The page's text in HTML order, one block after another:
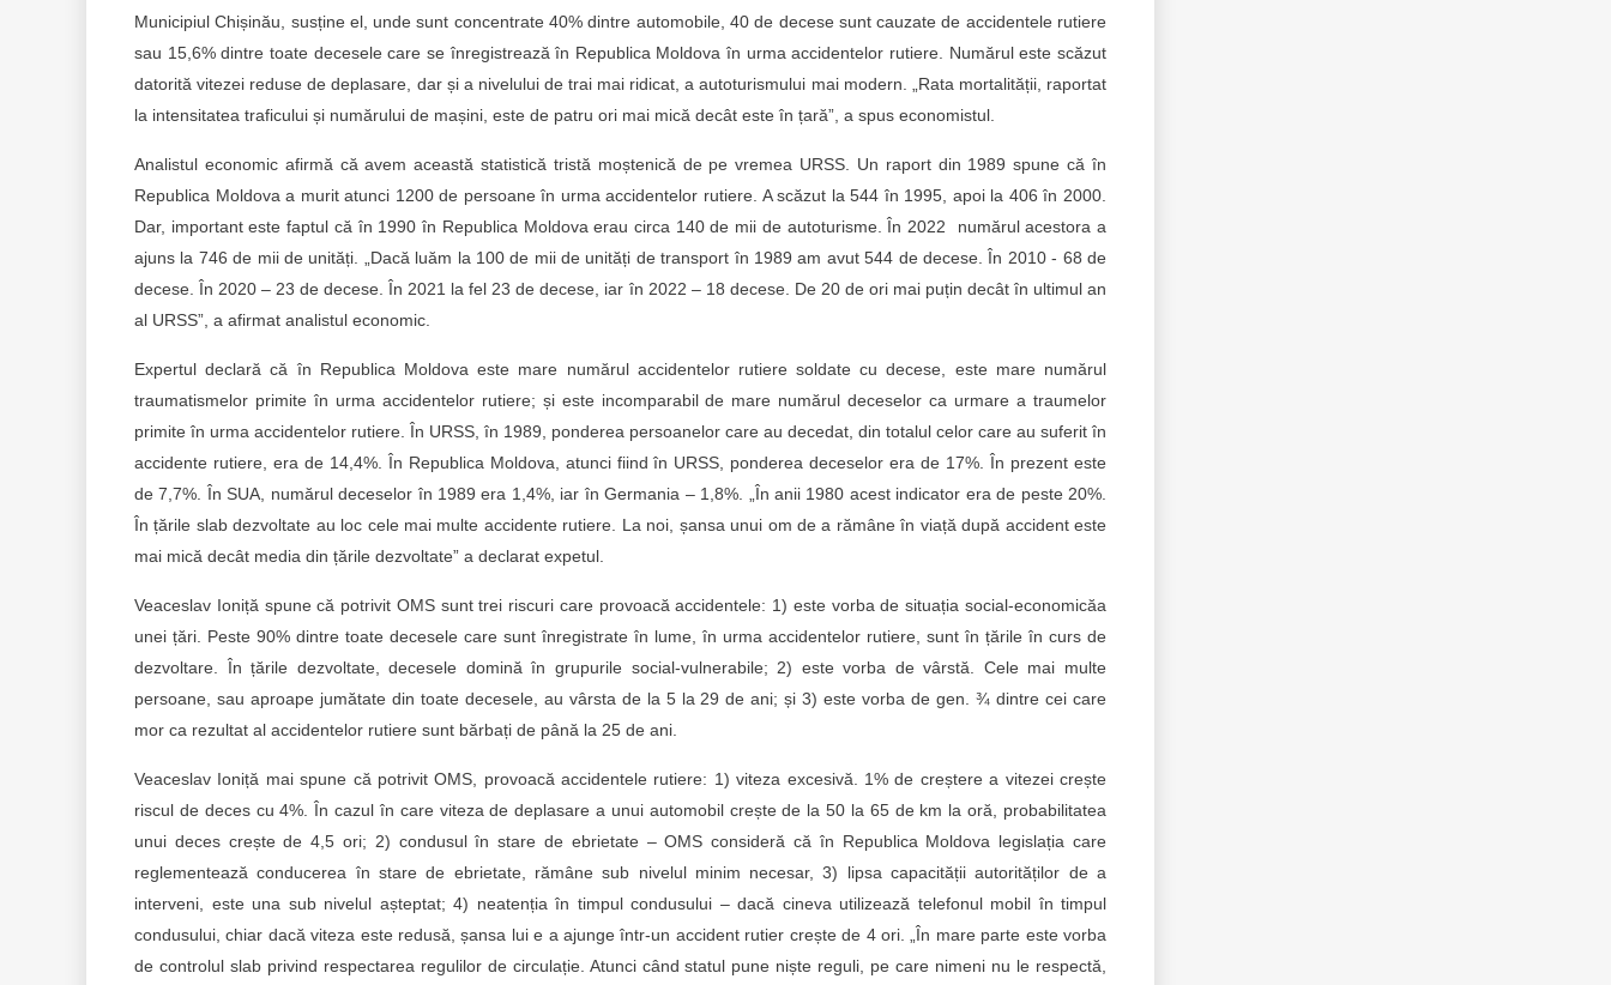
Municipiul Chișinău, susține el, unde sunt concentrate 40% dintre automobile, 40 de decese sunt cauzate de accidentele rutiere
sau 15,6% dintre toate decesele care se înregistrează în Republica Moldova în urma accidentelor rutiere. Numărul este scăzut
datorită vitezei reduse de deplasare, dar și a nivelului de trai mai ridicat, a autoturismului mai modern. „Rata mortalității, raportat
la intensitatea traficului și numărului de mașini, este de patru ori mai mică decât este în țară”, a spus economistul.
Analistul economic afirmă că avem această statistică tristă moștenică de pe vremea URSS. Un raport din 1989 spune că în
Republica Moldova a murit atunci 1200 de persoane în urma accidentelor rutiere. A scăzut la 544 în 1995, apoi la 406 în 2000.
Dar, important este faptul că în 1990 în Republica Moldova erau circa 140 de mii de autoturisme. În 2022 numărul acestora a
ajuns la 746 de mii de unități. „Dacă luăm la 100 de mii de unități de transport în 1989 am avut 544 de decese. În 2010 - 68 de
decese. În 2020 – 23 de decese. În 2021 la fel 23 de decese, iar în 2022 – 18 decese. De 20 de ori mai puțin decât în ultimul an
al URSS”, a afirmat analistul economic.
Expertul declară că în Republica Moldova este mare numărul accidentelor rutiere soldate cu decese, este mare numărul
traumatismelor primite în urma accidentelor rutiere; și este incomparabil de mare numărul deceselor ca urmare a traumelor
primite în urma accidentelor rutiere. În URSS, în 1989, ponderea persoanelor care au decedat, din totalul celor care au suferit în
accidente rutiere, era de 14,4%. În Republica Moldova, atunci fiind în URSS, ponderea deceselor era de 17%. În prezent este
de 7,7%. În SUA, numărul deceselor în 1989 era 1,4%, iar în Germania – 1,8%. „În anii 1980 acest indicator era de peste 20%.
În țările slab dezvoltate au loc cele mai multe accidente rutiere. La noi, șansa unui om de a rămâne în viață după accident este
mai mică decât media din țările dezvoltate” a declarat expetul.
Veaceslav Ioniță spune că potrivit OMS sunt trei riscuri care provoacă accidentele: 1) este vorba de situația social-economicăa
unei țări. Peste 90% dintre toate decesele care sunt înregistrate în lume, în urma accidentelor rutiere, sunt în țările în curs de
dezvoltare. În țările dezvoltate, decesele domină în grupurile social-vulnerabile; 2) este vorba de vârstă. Cele mai multe
persoane, sau aproape jumătate din toate decesele, au vârsta de la 5 la 29 de ani; și 3) este vorba de gen. ¾ dintre cei care
mor ca rezultat al accidentelor rutiere sunt bărbați de până la 25 de ani.
Veaceslav Ioniță mai spune că potrivit OMS, provoacă accidentele rutiere: 1) viteza excesivă. 1% de creștere a vitezei crește
riscul de deces cu 4%. În cazul în care viteza de deplasare a unui automobil crește de la 50 la 65 de km la oră, probabilitatea
unui deces crește de 4,5 ori; 2) condusul în stare de ebrietate – OMS consideră că în Republica Moldova legislația care
reglementează conducerea în stare de ebrietate, rămâne sub nivelul minim necesar, 3) lipsa capacității autorităților de a
interveni, este una sub nivelul așteptat; 4) neatenția în timpul condusului – dacă cineva utilizează telefonul mobil în timpul
condusului, chiar dacă viteza este redusă, șansa lui e a ajunge într-un accident rutier crește de 4 ori. „În mare parte este vorba
de controlul slab privind respectarea regulilor de circulație. Atunci când statul pune niște reguli, pe care nimeni nu le respectă,